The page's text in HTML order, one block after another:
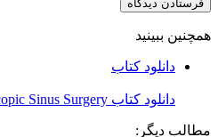
همچنین ببینید
دانلود کتاب
دانلود کتاب Endoscopic Sinus Surgery
مطالب دیگر: